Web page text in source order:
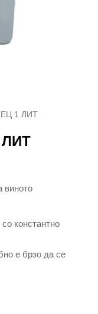
1 ЛИТ
виното
константно
е брзо да се